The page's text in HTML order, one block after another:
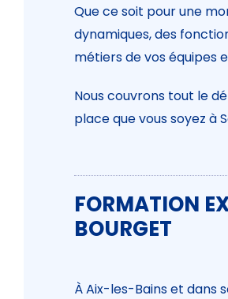
Que ce soit pour une
dynamiques, des
métiers de vos équipes
Nous couvrons tout le
place que vous soyez à
FORMATION
BOURGET
À Aix-les-Bains et dans